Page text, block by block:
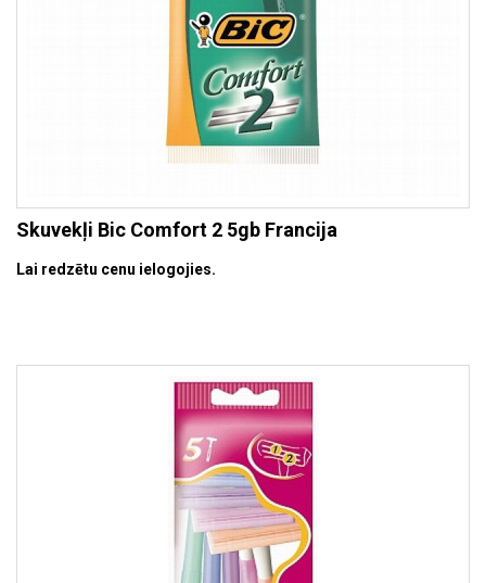
Skuvekļi Bic Comfort 2 5gb Francija
Lai redzētu cenu ielogojies.